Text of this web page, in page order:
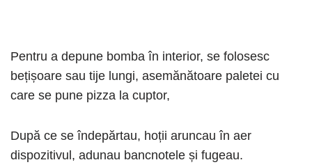
Pentru a depune bomba în interior, se folosesc
bețișoare sau tije lungi, asemănătoare paletei cu
care se pune pizza la cuptor,
După ce se îndepărtau, hoții aruncau în aer
dispozitivul, adunau bancnotele și fugeau.